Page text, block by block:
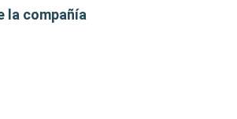
la compañía